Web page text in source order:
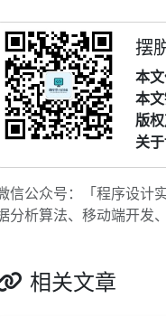
摆
本文
本文
版权
关于
信公众号：「程序设计
分析算法、移动端开发
相关文章